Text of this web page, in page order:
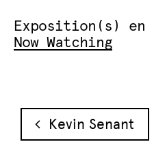
Exposition(s)
Now Watching
Navigation
Kevin Senant